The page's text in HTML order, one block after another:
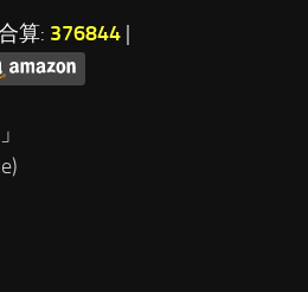
算: 376844 |
」